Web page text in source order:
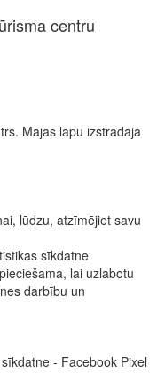
centru
Mājas lapu izstrādāja
lūdzu, atzīmējiet savu
sīkdatne
lai uzlabotu
darbību un
- Facebook Pixel